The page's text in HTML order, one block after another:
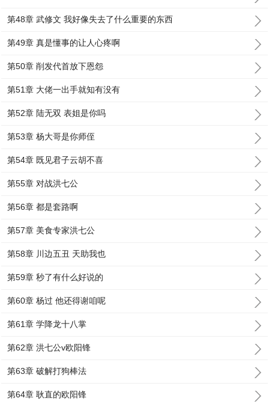
第48章 武修文 我好像失去了什么重要的东西
第49章 真是懂事的让人心疼啊
第50章 削发代首放下恩怨
第51章 大佬一出手就知有没有
第52章 陆无双 表姐是你吗
第53章 杨大哥是你师侄
第54章 既见君子云胡不喜
第55章 对战洪七公
第56章 都是套路啊
第57章 美食专家洪七公
第58章 川边五丑 天助我也
第59章 秒了有什么好说的
第60章 杨过 他还得谢咱呢
第61章 学降龙十八掌
第62章 洪七公v欧阳锋
第63章 破解打狗棒法
第64章 耿直的欧阳锋